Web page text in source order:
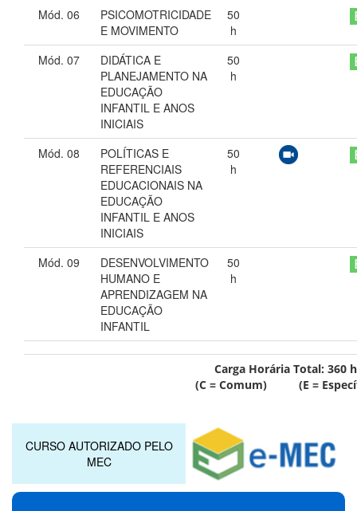
Mód. 06
PSICOMOTRICIDADE
E MOVIMENTO
50
h
Mód. 07
DIDÁTICA E
PLANEJAMENTO NA
EDUCAÇÃO
INFANTIL E ANOS
INICIAIS
50
h
Mód. 08
POLÍTICAS E
REFERENCIAIS
EDUCACIONAIS NA
EDUCAÇÃO
INFANTIL E ANOS
INICIAIS
50
h
Mód. 09
DESENVOLVIMENTO
HUMANO E
APRENDIZAGEM NA
EDUCAÇÃO
INFANTIL
50
h
Carga Horária Total: 360
(C = Comum) (E =
CURSO AUTORIZADO PELO
MEC